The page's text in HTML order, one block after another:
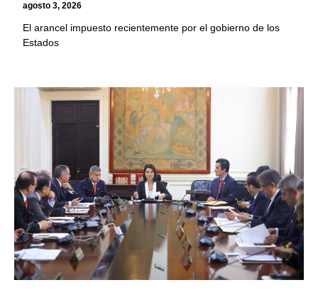
agosto 3, 2026
El arancel impuesto recientemente por el gobierno de los
Estados